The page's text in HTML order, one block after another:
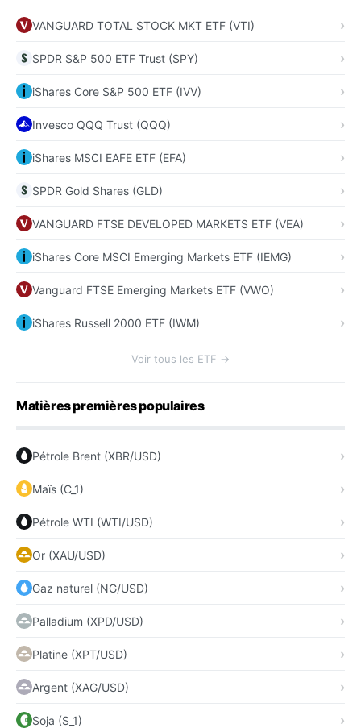
VANGUARD TOTAL STOCK MKT ETF (VTI)
SPDR S&P 500 ETF Trust (SPY)
iShares Core S&P 500 ETF (IVV)
Invesco QQQ Trust (QQQ)
iShares MSCI EAFE ETF (EFA)
SPDR Gold Shares (GLD)
VANGUARD FTSE DEVELOPED MARKETS ETF (VEA)
iShares Core MSCI Emerging Markets ETF (IEMG)
Vanguard FTSE Emerging Markets ETF (VWO)
iShares Russell 2000 ETF (IWM)
Voir tous les ETF →
Matières premières populaires
Pétrole Brent (XBR/USD)
Maïs (C_1)
Pétrole WTI (WTI/USD)
Or (XAU/USD)
Gaz naturel (NG/USD)
Palladium (XPD/USD)
Platine (XPT/USD)
Argent (XAG/USD)
Soja (S_1)